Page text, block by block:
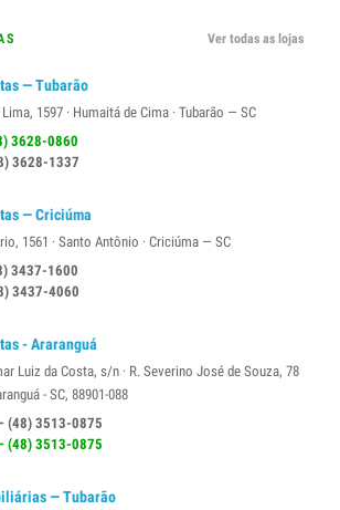
Ver todas as lojas
— Tubarão
1597 · Humaitá de Cima · Tubarão — SC
3628-0860
3628-1337
— Criciúma
1561 · Santo Antônio · Criciúma — SC
3437-1600
3437-4060
- Araranguá
Luiz da Costa, s/n · R. Severino José de Souza, 78
- SC, 88901-088
(48) 3513-0875
(48) 3513-0875
— Tubarão